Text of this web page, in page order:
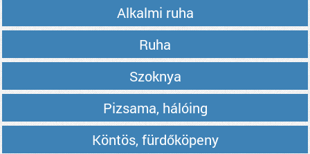
Alkalmi ruha
Ruha
Szoknya
Pizsama, hálóing
Köntös, fürdőköpeny